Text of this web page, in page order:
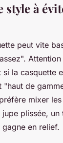
style à
peut vite
la casquette
de
mixer
jupe plissée,
gagne en relief.